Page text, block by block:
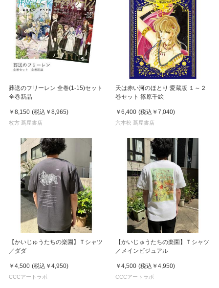
葬送のフリーレン 全巻(1-15)セット
全巻新品
￥8,150 (税込 ￥8,965)
枚方 蔦屋書店
天は赤い河のほとり 愛蔵版 １～２
巻セット 篠原千絵
￥6,400 (税込 ￥7,040)
六本松 蔦屋書店
【かいじゅうたちの楽園】Ｔシャツ
／ダダ
￥4,500 (税込 ￥4,950)
CCCアートラボ
【かいじゅうたちの楽園】Ｔシャツ
／メインビジュアル
￥4,500 (税込 ￥4,950)
CCCアートラボ